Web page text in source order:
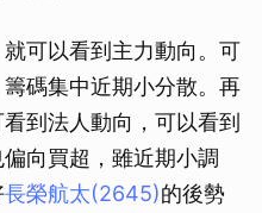
就可以看到主力動向。可
碼集中近期小分散。再
看到法人動向，可以看到
向買超，雖近期小調
長榮航太(2645)的後勢